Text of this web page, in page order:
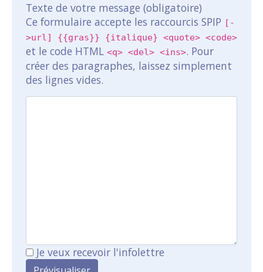
Texte de votre message (obligatoire)
Ce formulaire accepte les raccourcis SPIP [-
>url] {{gras}} {italique} <quote> <code>
et le code HTML <q> <del> <ins>. Pour
créer des paragraphes, laissez simplement
des lignes vides.
Je veux recevoir l'infolettre